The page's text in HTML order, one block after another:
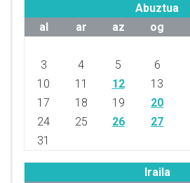
Abuztua
al
ar az og
3
4 5 6
10
11 12 13
17
18 19 20
24
25 26 27
31
Iraila